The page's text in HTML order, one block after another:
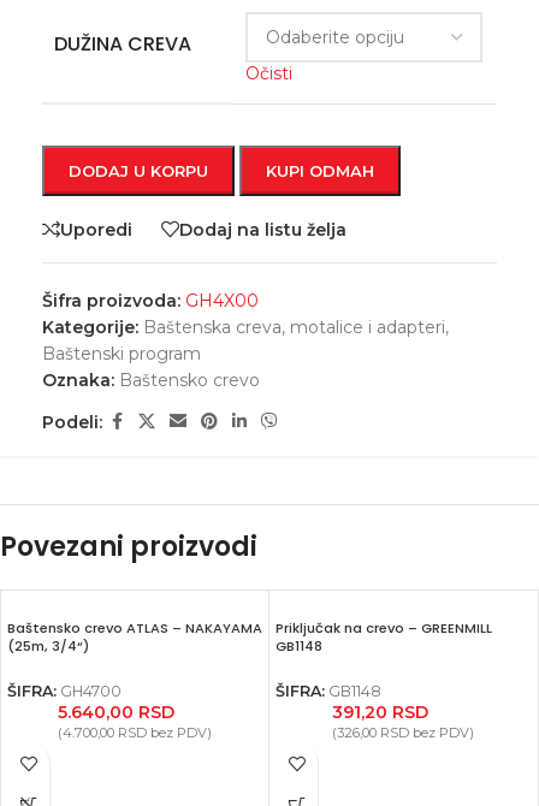
DUŽINA CREVA
Očisti
DODAJ U KORPU KUPI ODMAH
Uporedi Dodaj na listu želja
Šifra proizvoda: GH4X00
Kategorije: Baštenska creva, motalice i adapteri,
Baštenski program
Oznaka: Baštensko crevo
Podeli:
Povezani proizvodi
Baštensko crevo ATLAS – NAKAYAMA
(25m, 3/4“)
ŠIFRA: GH4700
5.640,00 RSD
(4.700,00 RSD bez PDV)
Priključak na crevo – GREENMILL
GB1148
ŠIFRA: GB1148
391,20 RSD
(326,00 RSD bez PDV)